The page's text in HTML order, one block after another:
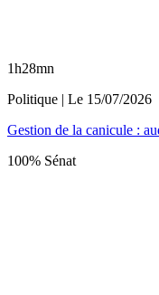
1h28mn
Politique | Le 15/07/2026
Gestion de la canicule :
100% Sénat